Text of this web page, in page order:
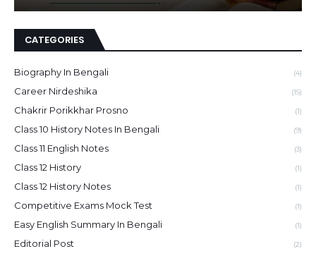
CATEGORIES
Biography In Bengali (4)
Career Nirdeshika (15)
Chakrir Porikkhar Prosno (1)
Class 10 History Notes In Bengali (9)
Class 11 English Notes (3)
Class 12 History (1)
Class 12 History Notes (1)
Competitive Exams Mock Test (1)
Easy English Summary In Bengali (1)
Editorial Post (2)